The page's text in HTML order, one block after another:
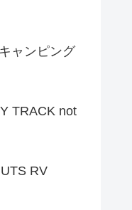
ャンピング
TRACK not
RV